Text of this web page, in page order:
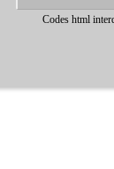
Codes html